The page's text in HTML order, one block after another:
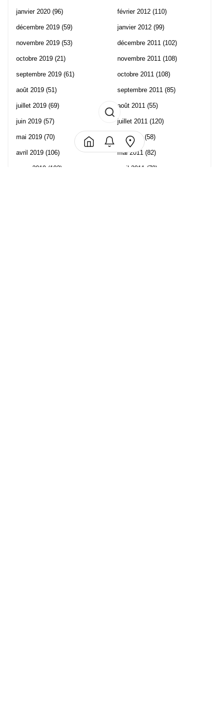
janvier 2020 (96)
décembre 2019 (59)
novembre 2019 (53)
octobre 2019 (21)
septembre 2019 (61)
août 2019 (51)
juillet 2019 (69)
juin 2019 (57)
mai 2019 (70)
avril 2019 (106)
mars 2019 (102)
février 2012 (110)
janvier 2012 (99)
décembre 2011 (102)
novembre 2011 (108)
octobre 2011 (108)
septembre 2011 (85)
août 2011 (55)
juillet 2011 (120)
juin 2011(58)
mai 2011 (82)
avril 2011 (70)